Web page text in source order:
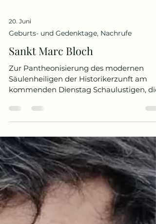
20. Juni
Geburts- und Gedenktage, Nachrufe
Sankt Marc Bloch
Zur Pantheonisierung des modernen
Säulenheiligen der Historikerzunft am
kommenden Dienstag Schaulustigen, die
rechtzeitig einen geeigneten Platz haben
ergattern können, bietet sich am
kommenden Dienstagabend ein seltener
Anblick in Paris: die Öffnung der „Grands
Bronzes“. Über die Schwelle dieser fast